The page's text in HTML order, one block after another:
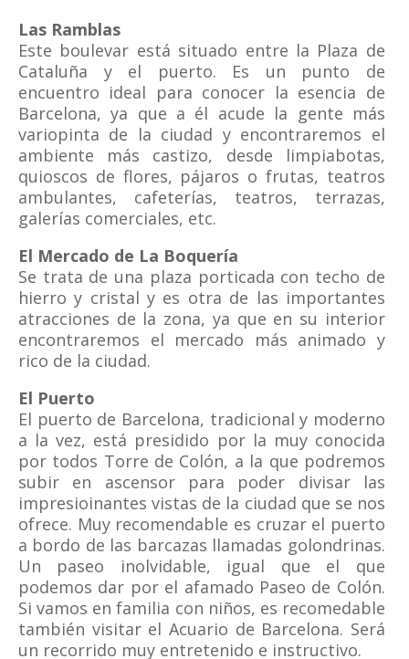
Las Ramblas
Este boulevar está situado entre la Plaza de
Cataluña y el puerto. Es un punto de
encuentro ideal para conocer la esencia de
Barcelona, ya que a él acude la gente más
variopinta de la ciudad y encontraremos el
ambiente más castizo, desde limpiabotas,
quioscos de flores, pájaros o frutas, teatros
ambulantes, cafeterías, teatros, terrazas,
galerías comerciales, etc.
El Mercado de La Boquería
Se trata de una plaza porticada con techo de
hierro y cristal y es otra de las importantes
atracciones de la zona, ya que en su interior
encontraremos el mercado más animado y
rico de la ciudad.
El Puerto
El puerto de Barcelona, tradicional y moderno
a la vez, está presidido por la muy conocida
por todos Torre de Colón, a la que podremos
subir en ascensor para poder divisar las
impresioinantes vistas de la ciudad que se nos
ofrece. Muy recomendable es cruzar el puerto
a bordo de las barcazas llamadas golondrinas.
Un paseo inolvidable, igual que el que
podemos dar por el afamado Paseo de Colón.
Si vamos en familia con niños, es recomedable
también visitar el Acuario de Barcelona. Será
un recorrido muy entretenido e instructivo.